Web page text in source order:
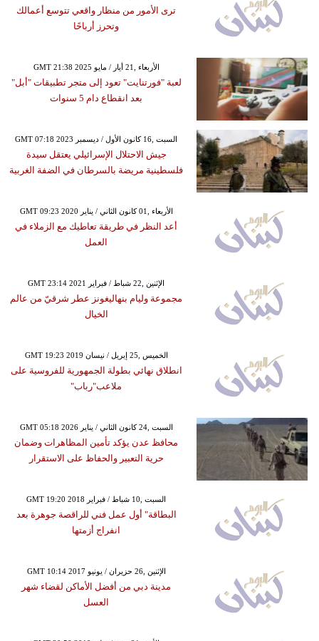
ترى الأمور من منظار واقعي تتوسع أعمالك
وتحرز أرباحًا
GMT 21:38 2025 الأربعاء ,21 أيار / مايو
لعبة "فورتنايت" تعود إلى متجر تطبيقات "أبل"
بعد انقطاع دام 5 سنوات
GMT 07:18 2023 السبت ,16 كانون الأول / ديسمبر
جيش الاحتلال الإسرائيلي يعتقل سيدة
فلسطينية مريضة بالسرطان في الضفة الغربية
GMT 09:23 2020 الأربعاء ,01 كانون الثاني / يناير
أعد النظر في طريقة تعاطيك مع الزملاء في
العمل
GMT 23:14 2021 الإثنين ,22 شباط / فبراير
مجموعة وليام بنهاليغونز عطر شرقيّ من عالم
الخيال
GMT 19:23 2019 الخميس ,25 إبريل / نيسان
انطلاق نهائي بطولة الجمهورية للفروسية على
ملاعب"رباب"
GMT 05:18 2026 السبت ,24 كانون الثاني / يناير
محافظ عدن يؤكد تأمين المظاهرات وضمان
حرية التعبير والحفاظ على الاستقرار
GMT 19:20 2018 السبت ,10 شباط / فبراير
البطاقة" أول عمل فني للراقصة جوهرة بعد
انفراج أزمتها
GMT 10:14 2017 الإثنين ,26 حزيران / يونيو
مدينة دبي من أفضل الأماكن لقضاء شهر
العسل